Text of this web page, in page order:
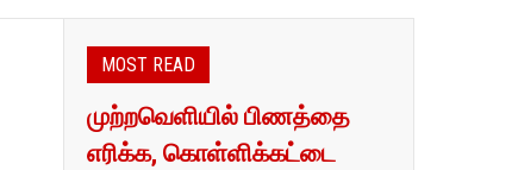
MOST READ
முற்றவெளியில் பிணத்தை
எரிக்க, கொள்ளிக்கட்டை